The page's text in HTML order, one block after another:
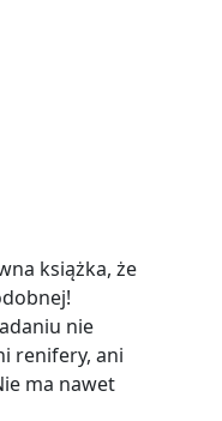
książka, że
nie
renifery, ani
ma nawet